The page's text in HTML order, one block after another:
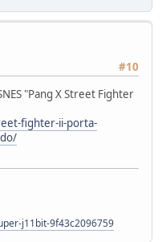
#10
"Pang X Street Fighter
fighter-ii-porta-
j11bit-9f43c2096759